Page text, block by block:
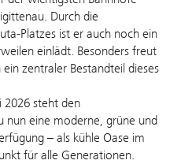
Durch die
Platzes ist er auch noch ein
einlädt. Besonders freut
zentraler Bestandteil dieses
2026 steht den
nun eine moderne, grüne und
– als kühle Oase im
für alle Generationen.